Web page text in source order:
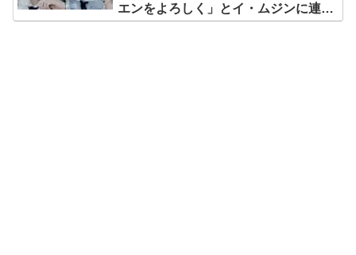
エンをよろしく」とイ・ムジンに連
絡… 愛にあふれたエピソードにファン